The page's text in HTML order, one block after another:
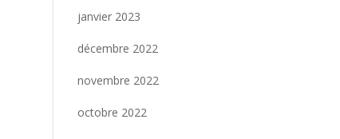
janvier 2023
décembre 2022
novembre 2022
octobre 2022